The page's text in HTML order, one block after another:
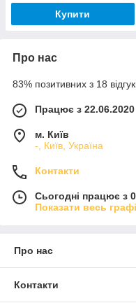
Купити
Про нас
83% позитивних з 18
Працює з 22.06.2020
м. Київ
-, Київ, Україна
Контакти
Сьогодні працює з
Показати весь
Про нас
Контакти